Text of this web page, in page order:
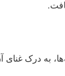
به درک